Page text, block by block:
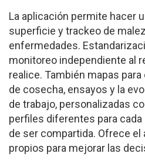
La aplicación permite hacer
superficie y trackeo de
enfermedades.
monitoreo independiente al
realice. También mapas
de cosecha, ensayos y la
de trabajo, personalizadas
perfiles diferentes para
de ser compartida. Ofrece
propios para mejorar las